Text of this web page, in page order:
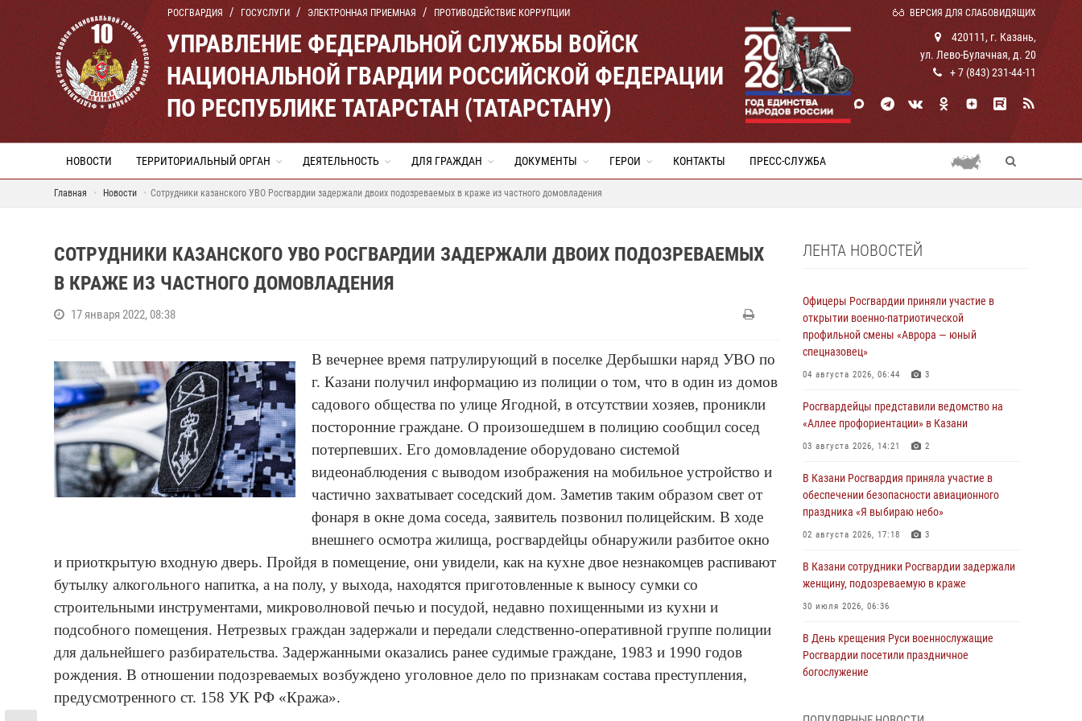
РОСГВАРДИЯ ГОСУСЛУГИ ЭЛЕКТРОННАЯ ПРИЕМНАЯ ПРОТИВОДЕЙСТВИЕ КОРРУПЦИИ ВЕРСИЯ ДЛЯ СЛАБОВИДЯЩИХ
УПРАВЛЕНИЕ ФЕДЕРАЛЬНОЙ СЛУЖБЫ ВОЙСК
НАЦИОНАЛЬНОЙ ГВАРДИИ РОССИЙСКОЙ ФЕДЕРАЦИИ
ПО РЕСПУБЛИКЕ ТАТАРСТАН (ТАТАРСТАНУ)
420111, г. Казань,
ул. Лево-Булачная, д. 20
+ 7 (843) 231-44-11
НОВОСТИ ТЕРРИТОРИАЛЬНЫЙ ОРГАН ДЕЯТЕЛЬНОСТЬ ДЛЯ ГРАЖДАН ДОКУМЕНТЫ ГЕРОИ КОНТАКТЫ ПРЕСС-СЛУЖБА
Главная Новости Сотрудники казанского УВО Росгвардии задержали двоих подозреваемых в краже из частного домовладения
СОТРУДНИКИ КАЗАНСКОГО УВО РОСГВАРДИИ ЗАДЕРЖАЛИ ДВОИХ ПОДОЗРЕВАЕМЫХ
В КРАЖЕ ИЗ ЧАСТНОГО ДОМОВЛАДЕНИЯ
17 января 2022, 08:38
В вечернее время патрулирующий в поселке Дербышки наряд УВО по
г. Казани получил информацию из полиции о том, что в один из домов
садового общества по улице Ягодной, в отсутствии хозяев, проникли
посторонние граждане. О произошедшем в полицию сообщил сосед
потерпевших. Его домовладение оборудовано системой
видеонаблюдения с выводом изображения на мобильное устройство и
частично захватывает соседский дом. Заметив таким образом свет от
фонаря в окне дома соседа, заявитель позвонил полицейским. В ходе
внешнего осмотра жилища, росгвардейцы обнаружили разбитое окно
и приоткрытую входную дверь. Пройдя в помещение, они увидели, как на кухне двое незнакомцев распивают
бутылку алкогольного напитка, а на полу, у выхода, находятся приготовленные к выносу сумки со
строительными инструментами, микроволновой печью и посудой, недавно похищенными из кухни и
подсобного помещения. Нетрезвых граждан задержали и передали следственно-оперативной группе полиции
для дальнейшего разбирательства. Задержанными оказались ранее судимые граждане, 1983 и 1990 годов
рождения. В отношении подозреваемых возбуждено уголовное дело по признакам состава преступления,
предусмотренного ст. 158 УК РФ «Кража».
ЛЕНТА НОВОСТЕЙ
Офицеры Росгвардии приняли участие в
открытии военно-патриотической
профильной смены «Аврора — юный
спецназовец»
04 августа 2026, 06:44 3
Росгвардейцы представили ведомство на
«Аллее профориентации» в Казани
03 августа 2026, 14:21 2
В Казани Росгвардия приняла участие в
обеспечении безопасности авиационного
праздника «Я выбираю небо»
02 августа 2026, 17:18 3
В Казани сотрудники Росгвардии задержали
женщину, подозреваемую в краже
30 июля 2026, 06:36
В День крещения Руси военнослужащие
Росгвардии посетили праздничное
богослужение